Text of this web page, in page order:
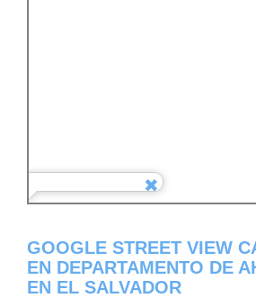
GOOGLE STREET VIEW
EN DEPARTAMENTO DE
EN EL SALVADOR